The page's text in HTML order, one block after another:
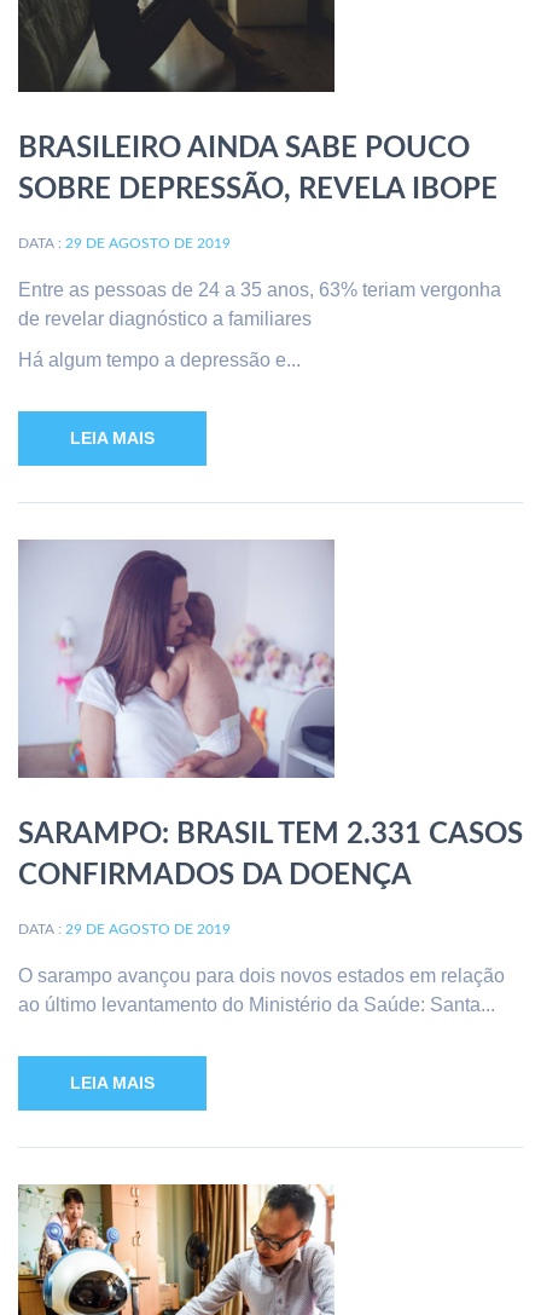
BRASILEIRO AINDA SABE POUCO
SOBRE DEPRESSÃO, REVELA IBOPE
DATA : 29 DE AGOSTO DE 2019
Entre as pessoas de 24 a 35 anos, 63% teriam vergonha
de revelar diagnóstico a familiares
Há algum tempo a depressão e...
LEIA MAIS
SARAMPO: BRASIL TEM 2.331 CASOS
CONFIRMADOS DA DOENÇA
DATA : 29 DE AGOSTO DE 2019
O sarampo avançou para dois novos estados em relação
ao último levantamento do Ministério da Saúde: Santa...
LEIA MAIS